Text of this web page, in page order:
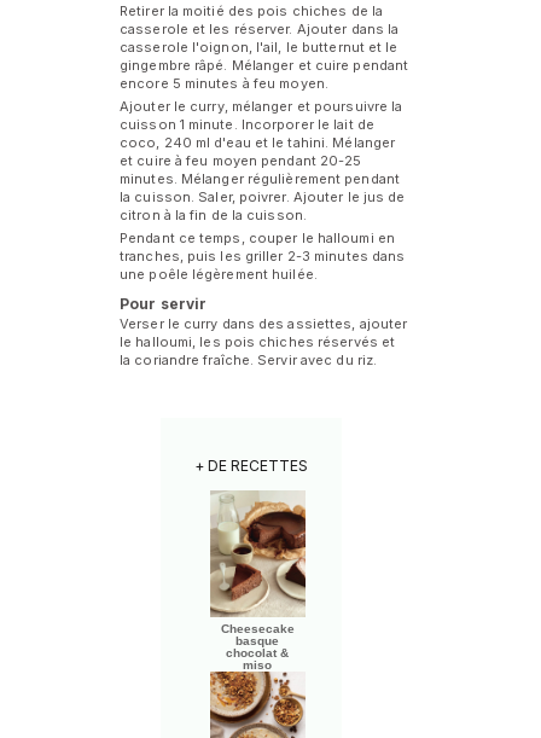
Retirer la moitié des pois chiches de la
casserole et les réserver. Ajouter dans la
casserole l'oignon, l'ail, le butternut et le
gingembre râpé. Mélanger et cuire pendant
encore 5 minutes à feu moyen.
Ajouter le curry, mélanger et poursuivre la
cuisson 1 minute. Incorporer le lait de
coco, 240 ml d'eau et le tahini. Mélanger
et cuire à feu moyen pendant 20-25
minutes. Mélanger régulièrement pendant
la cuisson. Saler, poivrer. Ajouter le jus de
citron à la fin de la cuisson.
Pendant ce temps, couper le halloumi en
tranches, puis les griller 2-3 minutes dans
une poêle légèrement huilée.
Pour servir
Verser le curry dans des assiettes, ajouter
le halloumi, les pois chiches réservés et
la coriandre fraîche. Servir avec du riz.
+ DE RECETTES
Cheesecake
basque
chocolat &
miso